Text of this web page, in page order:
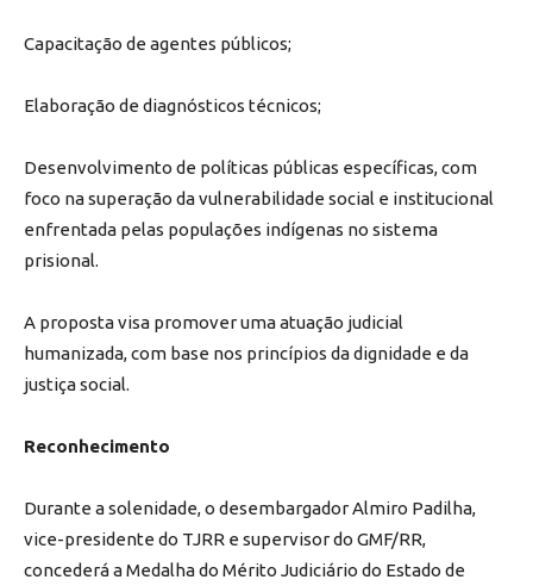
Capacitação de agentes públicos;
Elaboração de diagnósticos técnicos;
Desenvolvimento de políticas públicas específicas, com
foco na superação da vulnerabilidade social e institucional
enfrentada pelas populações indígenas no sistema
prisional.
A proposta visa promover uma atuação judicial
humanizada, com base nos princípios da dignidade e da
justiça social.
Reconhecimento
Durante a solenidade, o desembargador Almiro Padilha,
vice-presidente do TJRR e supervisor do GMF/RR,
concederá a Medalha do Mérito Judiciário do Estado de